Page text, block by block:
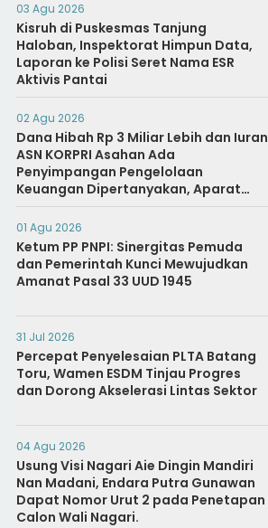
03 Agu 2026
Kisruh di Puskesmas Tanjung
Haloban, Inspektorat Himpun Data,
Laporan ke Polisi Seret Nama ESR
Aktivis Pantai
02 Agu 2026
Dana Hibah Rp 3 Miliar Lebih dan Iuran
ASN KORPRI Asahan Ada
Penyimpangan Pengelolaan
Keuangan Dipertanyakan, Aparat
Diminta Segera Usut
01 Agu 2026
Ketum PP PNPI: Sinergitas Pemuda
dan Pemerintah Kunci Mewujudkan
Amanat Pasal 33 UUD 1945
31 Jul 2026
Percepat Penyelesaian PLTA Batang
Toru, Wamen ESDM Tinjau Progres
dan Dorong Akselerasi Lintas Sektor
04 Agu 2026
Usung Visi Nagari Aie Dingin Mandiri
Nan Madani, Endara Putra Gunawan
Dapat Nomor Urut 2 pada Penetapan
Calon Wali Nagari.